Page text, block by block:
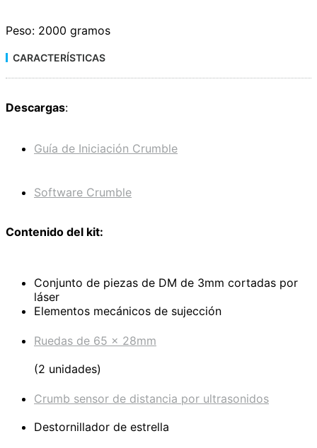
Peso: 2000 gramos
CARACTERÍSTICAS
Descargas:
Guía de Iniciación Crumble
Software Crumble
Contenido del kit:
Conjunto de piezas de DM de 3mm cortadas por
láser
Elementos mecánicos de sujección
Ruedas de 65 x 28mm
(2 unidades)
Crumb sensor de distancia por ultrasonidos
Destornillador de estrella